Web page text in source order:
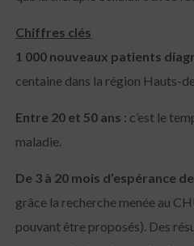
Chiffres clés
1 000 nouveaux patients
centaine dans la région Hauts-
Entre 20 et 50 ans : c’est le
maladie.
De 3 à 20 mois d’espérance
grâce la recherche menée au
pouvant être proposés). Des